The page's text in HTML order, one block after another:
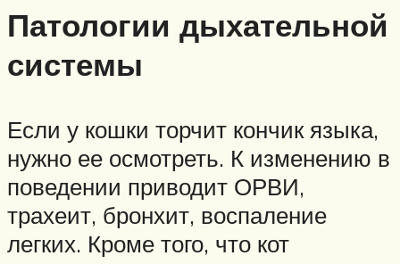
Патологии дыхательной
системы
Если у кошки торчит кончик языка,
нужно ее осмотреть. К изменению в
поведении приводит ОРВИ,
трахеит, бронхит, воспаление
легких. Кроме того, что кот